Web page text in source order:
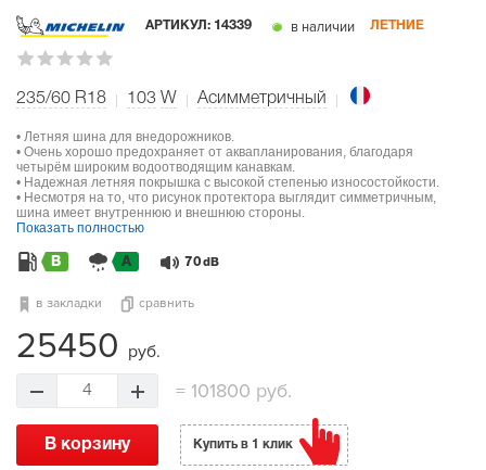
АРТИКУЛ: 14339 в наличии ЛЕТНИЕ
235/60 R18 103 W Асимметричный
• Летняя шина для внедорожников.
• Очень хорошо предохраняет от аквапланирования, благодаря
четырём широким водоотводящим канавкам.
• Надежная летняя покрышка с высокой степенью износостойкости.
• Несмотря на то, что рисунок протектора выглядит симметричным,
шина имеет внутреннюю и внешнюю стороны.
Показать полностью
B A 70 dB
в закладки сравнить
25450 руб.
4 = 101800 руб.
В корзину Купить в 1 клик